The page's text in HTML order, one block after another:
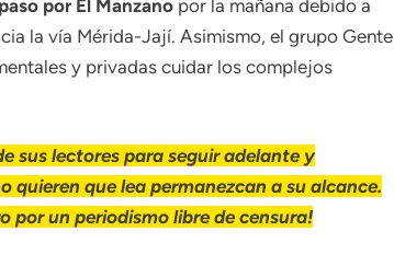
por El Manzano por la mañana debido a
la vía Mérida-Jají. Asimismo, el grupo Gente
y privadas cuidar los complejos
sus lectores para seguir adelante y
quieren que lea permanezcan a su alcance.
por un periodismo libre de censura!